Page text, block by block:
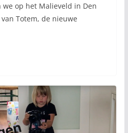
we op het Malieveld in Den
Totem, de nieuwe